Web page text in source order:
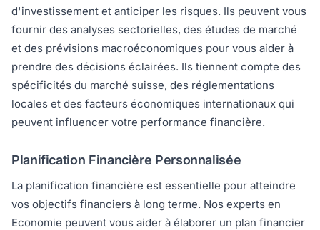
d'investissement et anticiper les risques. Ils peuvent vous
fournir des analyses sectorielles, des études de marché
et des prévisions macroéconomiques pour vous aider à
prendre des décisions éclairées. Ils tiennent compte des
spécificités du marché suisse, des réglementations
locales et des facteurs économiques internationaux qui
peuvent influencer votre performance financière.
Planification Financière Personnalisée
La planification financière est essentielle pour atteindre
vos objectifs financiers à long terme. Nos experts en
Economie peuvent vous aider à élaborer un plan financier